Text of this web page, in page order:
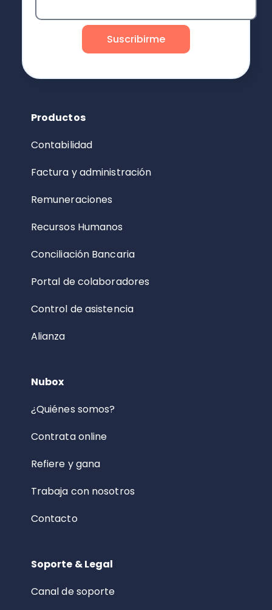
Productos
Contabilidad
Factura y administración
Remuneraciones
Recursos Humanos
Conciliación Bancaria
Portal de colaboradores
Control de asistencia
Alianza
Nubox
¿Quiénes somos?
Contrata online
Refiere y gana
Trabaja con nosotros
Contacto
Soporte & Legal
Canal de soporte